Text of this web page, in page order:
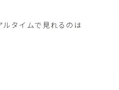
タイムで見れるのは